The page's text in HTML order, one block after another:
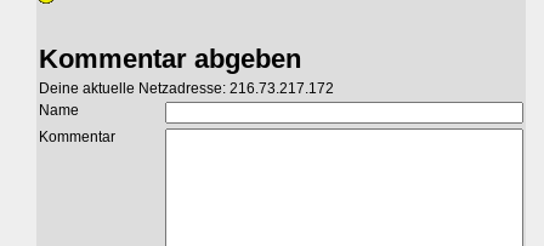
Kommentar abgeben
Deine aktuelle Netzadresse: 216.73.217.172
Name
Kommentar